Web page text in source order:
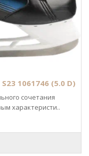
1061746 (5.0 D)
сочетания
характеристи..